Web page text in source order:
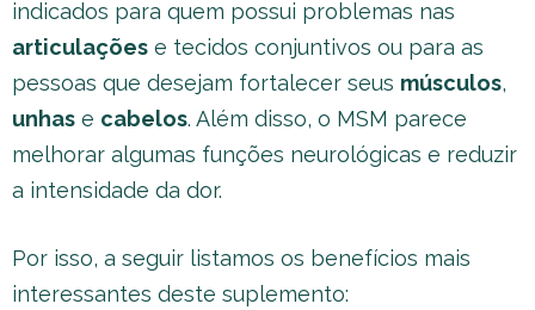
indicados para quem possui problemas nas
articulações e tecidos conjuntivos ou para as
pessoas que desejam fortalecer seus músculos,
unhas e cabelos. Além disso, o MSM parece
melhorar algumas funções neurológicas e reduzir
a intensidade da dor.
Por isso, a seguir listamos os benefícios mais
interessantes deste suplemento: